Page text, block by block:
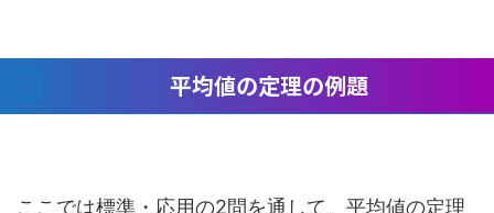
平均値の定理の例題
ここでは標準・応用の2問を通して、平均値の定理